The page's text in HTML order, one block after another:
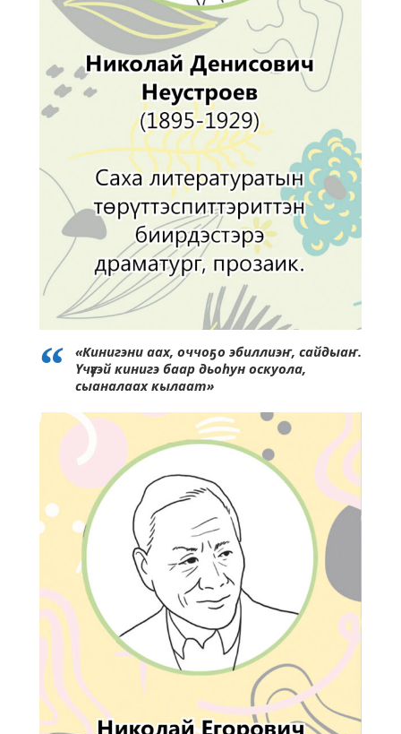
«Кинигэни аах, оччоҕо эбиллиэҥ, сайдыаҥ.
Үчүгэй кинигэ баар дьоһун оскуола,
сыаналаах кылаат»